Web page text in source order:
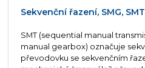
Sekvenční řazení, SMG,
SMT (sequential manual
manual gearbox) označuje
převodovku se sekvenčním